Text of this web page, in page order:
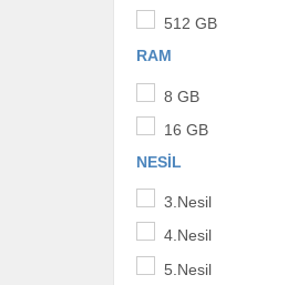
512 GB
RAM
8 GB
16 GB
NESIL
3.Nesil
4.Nesil
5.Nesil